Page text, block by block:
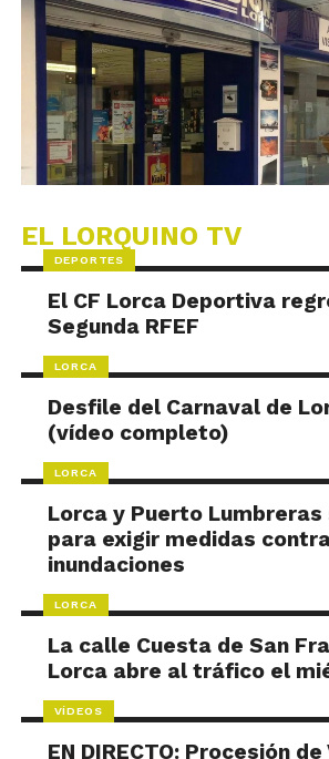
EL LORQUINO TV
DEPORTES
El CF Lorca Deportiva
Segunda RFEF
LORCA
Desfile del Carnaval de
(vídeo completo)
LORCA
Lorca y Puerto Lumbreras
para exigir medidas
inundaciones
LORCA
La calle Cuesta de San
Lorca abre al tráfico el
VÍDEOS
EN DIRECTO: Procesión